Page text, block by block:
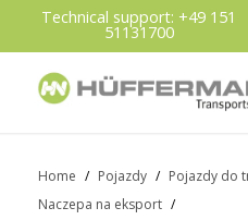
Technical support: +49 151
51131700
Home / Pojazdy / Pojazdy do
Naczepa na eksport /